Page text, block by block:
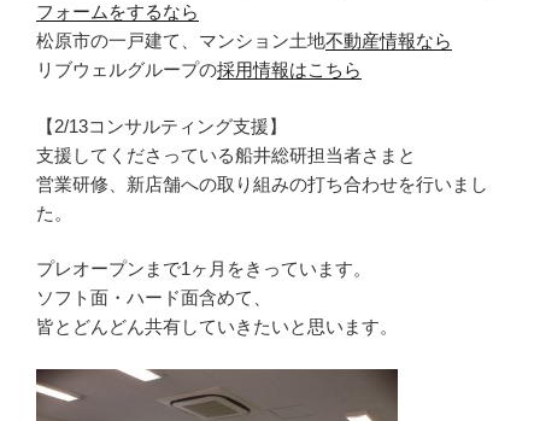
フォームをするなら
松原市の一戸建て、マンション土地不動産情報なら
リブウェルグループの採用情報はこちら
【2/13コンサルティング支援】
支援してくださっている船井総研担当者さまと
営業研修、新店舗への取り組みの打ち合わせを行いまし
た。
プレオープンまで1ヶ月をきっています。
ソフト面・ハード面含めて、
皆とどんどん共有していきたいと思います。